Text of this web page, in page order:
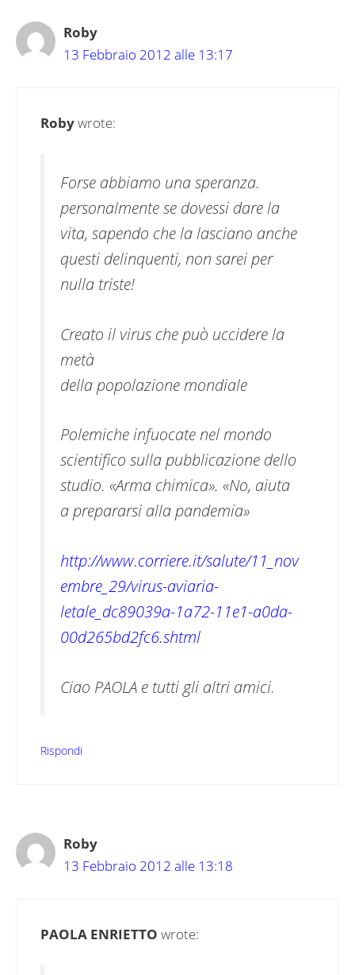
Roby
13 Febbraio 2012 alle 13:17
Robywrote:
Forse abbiamo una speranza.
personalmente se dovessi dare la
vita, sapendo che la lasciano anche
questi delinquenti, non sarei per
nulla triste!
Creato il virus che può uccidere la
metà
della popolazione mondiale
Polemiche infuocate nel mondo
scientifico sulla pubblicazione dello
studio. «Arma chimica». «No, aiuta
a prepararsi alla pandemia»
http://www.corriere.it/salute/11_nov
embre_29/virus-aviaria-
letale_dc89039a-1a72-11e1-a0da-
00d265bd2fc6.shtml
Ciao PAOLA e tutti gli altri amici.
Rispondi
Roby
13 Febbraio 2012 alle 13:18
PAOLA ENRIETTO wrote: